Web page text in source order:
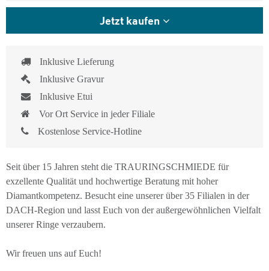
Jetzt kaufen
Inklusive Lieferung
Inklusive Gravur
Inklusive Etui
Vor Ort Service in jeder Filiale
Kostenlose Service-Hotline
Seit über 15 Jahren steht die TRAURINGSCHMIEDE für
exzellente Qualität und hochwertige Beratung mit hoher
Diamantkompetenz. Besucht eine unserer über 35 Filialen in der
DACH-Region und lasst Euch von der außergewöhnlichen Vielfalt
unserer Ringe verzaubern.
Wir freuen uns auf Euch!